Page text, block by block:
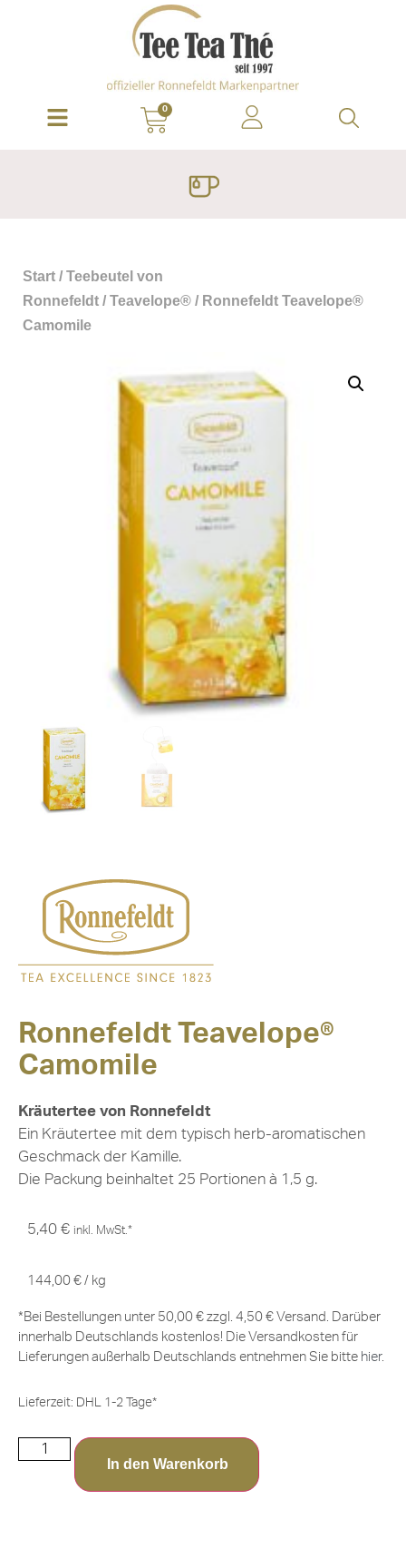
0
Start / Teebeutel von
Ronnefeldt / Teavelope® / Ronnefeldt Teavelope®
Camomile
Ronnefeldt Teavelope®
Camomile
Kräutertee von Ronnefeldt
Ein Kräutertee mit dem typisch herb-aromatischen
Geschmack der Kamille.
Die Packung beinhaltet 25 Portionen à 1,5 g.
5,40 € inkl. MwSt.*
144,00 € / kg
*Bei Bestellungen unter 50,00 € zzgl. 4,50 € Versand. Darüber
innerhalb Deutschlands kostenlos! Die Versandkosten für
Lieferungen außerhalb Deutschlands entnehmen Sie bitte hier.
Lieferzeit: DHL 1-2 Tage*
In den Warenkorb